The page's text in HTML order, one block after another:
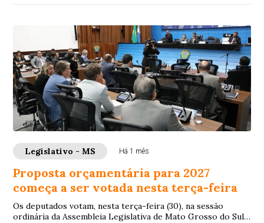
Legislativo - MS Há 1 mês
Proposta orçamentária para 2027
começa a ser votada nesta terça-feira
Os deputados votam, nesta terça-feira (30), na sessão
ordinária da Assembleia Legislativa de Mato Grosso do Sul